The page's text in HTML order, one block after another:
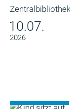
10.07.
2026